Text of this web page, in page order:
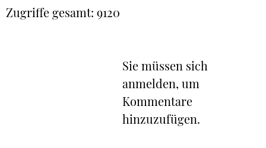
Zugriffe gesamt: 9120
Sie müssen sich
anmelden, um
Kommentare
hinzuzufügen.